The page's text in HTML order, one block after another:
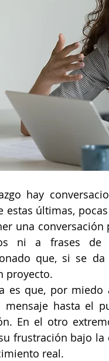
hay
estas últimas,
una
ni a frases de
que, si se
proyecto.
es que, por
mensaje hasta el
En el otro
frustración bajo la
real.